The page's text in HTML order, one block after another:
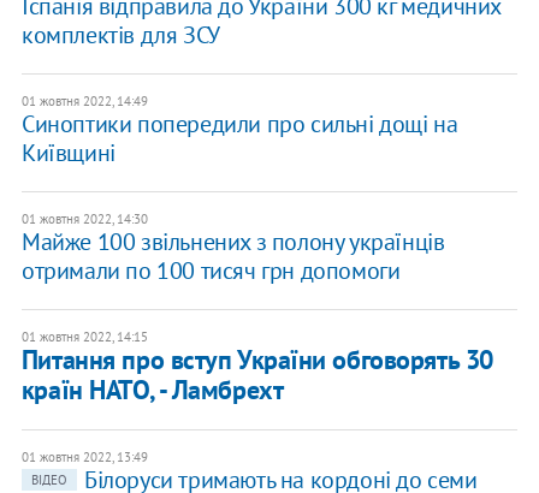
комплектів для ЗСУ
01 жовтня 2022, 14:49
Синоптики попередили про сильні дощі на
Київщині
01 жовтня 2022, 14:30
Майже 100 звільнених з полону українців
отримали по 100 тисяч грн допомоги
01 жовтня 2022, 14:15
Питання про вступ України обговорять 30
країн НАТО, - Ламбрехт
01 жовтня 2022, 13:49
ВІДЕО
Білоруси тримають на кордоні до семи